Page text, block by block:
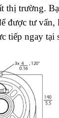
thị trường.
được tư vấn,
tiếp ngay tại